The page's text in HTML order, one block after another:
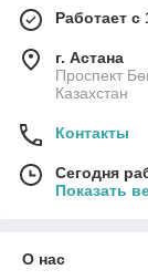
Работает с
г. Астана
Проспект
Казахстан
Контакты
Сегодня
Показать
О нас